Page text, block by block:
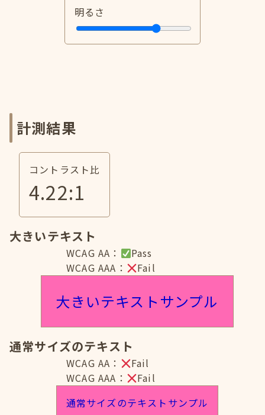
明るさ
計測結果
コントラスト比
4.22:1
大きいテキスト
WCAG AA：
Pass
WCAG AAA：
Fail
大きいテキストサンプル
通常サイズのテキスト
WCAG AA：
Fail
WCAG AAA：
Fail
通常サイズのテキストサンプル